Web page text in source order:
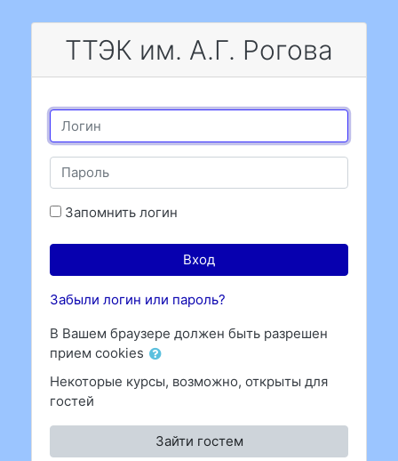
ТТЭК им. А.Г. Рогова
Логин
Пароль
Запомнить логин
Вход
Забыли логин или пароль?
В Вашем браузере должен быть разрешен
прием cookies
Некоторые курсы, возможно, открыты для
гостей
Зайти гостем